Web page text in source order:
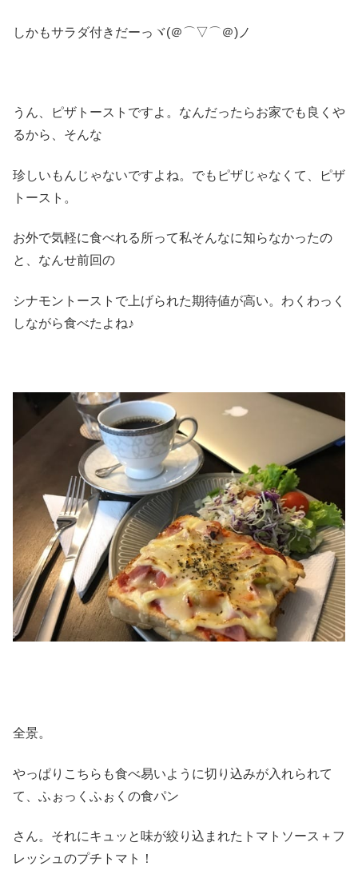
しかもサラダ付きだーっヾ(＠⌒▽⌒＠)ノ
うん、ピザトーストですよ。なんだったらお家でも良くや
るから、そんな
珍しいもんじゃないですよね。でもピザじゃなくて、ピザ
トースト。
お外で気軽に食べれる所って私そんなに知らなかったの
と、なんせ前回の
シナモントーストで上げられた期待値が高い。わくわっく
しながら食べたよね♪
全景。
やっぱりこちらも食べ易いように切り込みが入れられて
て、ふぉっくふぉくの食パン
さん。それにキュッと味が絞り込まれたトマトソース＋フ
レッシュのプチトマト！